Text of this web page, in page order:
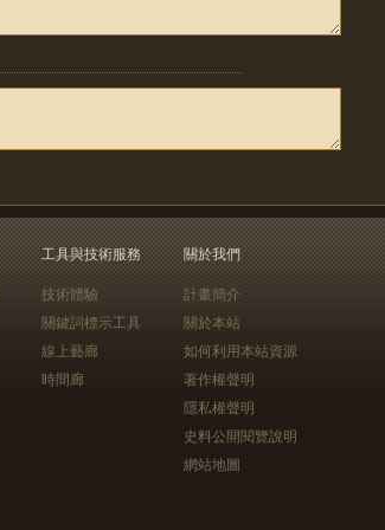
工具與技術服務
技術體驗
關鍵詞標示工具
線上藝廊
時間廊
關於我們
計畫簡介
關於本站
如何利用本站資源
著作權聲明
隱私權聲明
史料公開閱覽說明
網站地圖